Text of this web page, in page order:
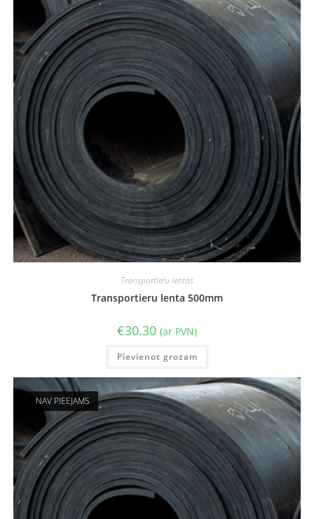
Transportieru lentas
Transportieru lenta 500mm
€30.30 (ar PVN)
Pievienot grozam
NAV PIEEJAMS